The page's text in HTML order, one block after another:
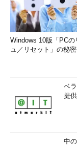
Windows 10版「PCの
ュ／リセット」の秘
ベ
提
中